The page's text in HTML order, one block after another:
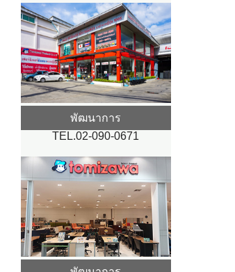
พัฒนาการ
TEL.02-090-0671